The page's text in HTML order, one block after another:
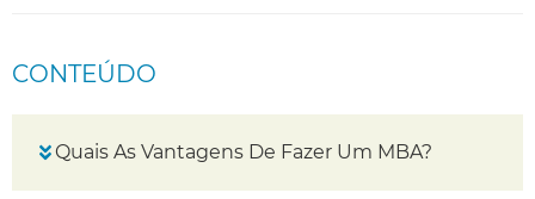
CONTEÚDO
Quais As Vantagens De Fazer Um MBA?